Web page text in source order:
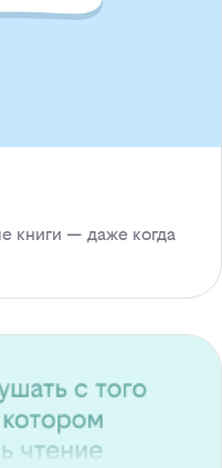
книги — даже когда